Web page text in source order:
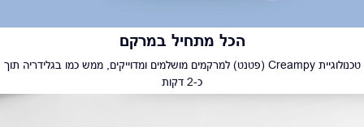
הכל מתחיל במרקם
טכנולוגיית Creampy (פטנט) למרקמים מושלמים ומדוייקים, ממש כמו בגלידריה תוך
כ-2 דקות